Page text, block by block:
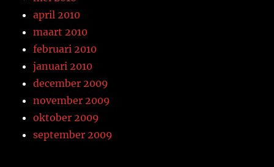
april 2010
maart 2010
februari 2010
januari 2010
december 2009
november 2009
oktober 2009
september 2009